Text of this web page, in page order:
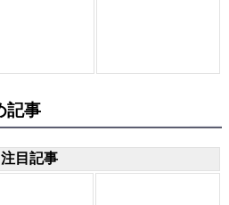
記事
注目記事